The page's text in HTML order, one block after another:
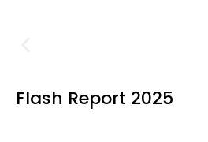
Flash Report 2025